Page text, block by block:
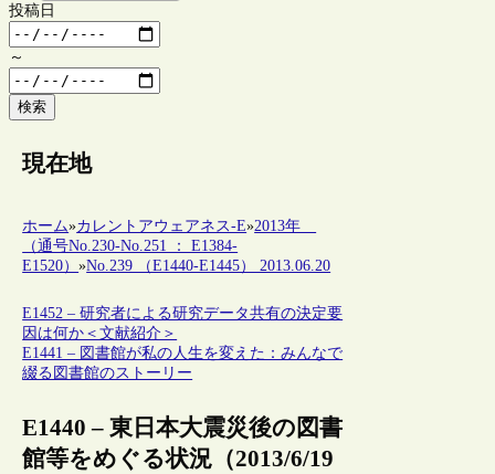
投稿日
～
検索
現在地
ホーム»カレントアウェアネス-E»2013年
（通号No.230-No.251 ： E1384-
E1520）»No.239 （E1440-E1445） 2013.06.20
E1452 – 研究者による研究データ共有の決定要
因は何か＜文献紹介＞
E1441 – 図書館が私の人生を変えた：みんなで
綴る図書館のストーリー
E1440 – 東日本大震災後の図書
館等をめぐる状況（2013/6/19